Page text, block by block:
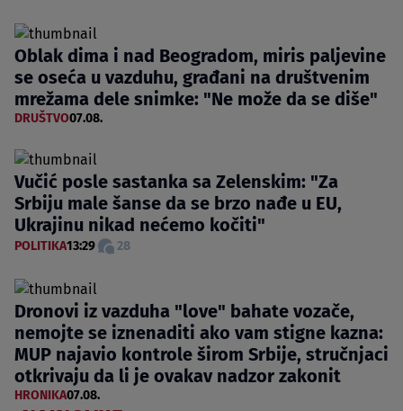
Oblak dima i nad Beogradom, miris paljevine
se oseća u vazduhu, građani na društvenim
mrežama dele snimke: "Ne može da se diše"
DRUŠTVO07.08.
Vučić posle sastanka sa Zelenskim: "Za
Srbiju male šanse da se brzo nađe u EU,
Ukrajinu nikad nećemo kočiti"
POLITIKA13:29 28
Dronovi iz vazduha "love" bahate vozače,
nemojte se iznenaditi ako vam stigne kazna:
MUP najavio kontrole širom Srbije, stručnjaci
otkrivaju da li je ovakav nadzor zakonit
HRONIKA07.08.